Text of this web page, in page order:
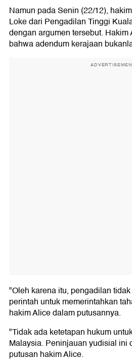
Namun pada Senin (22/12),
Loke dari Pengadilan Tinggi
dengan argumen tersebut. Hakim
bahwa adendum kerajaan
"Oleh karena itu, pengadilan
perintah untuk memerintahkan
hakim Alice dalam putusannya.
"Tidak ada ketetapan hukum
Malaysia. Peninjauan yudisial ini
putusan hakim Alice.